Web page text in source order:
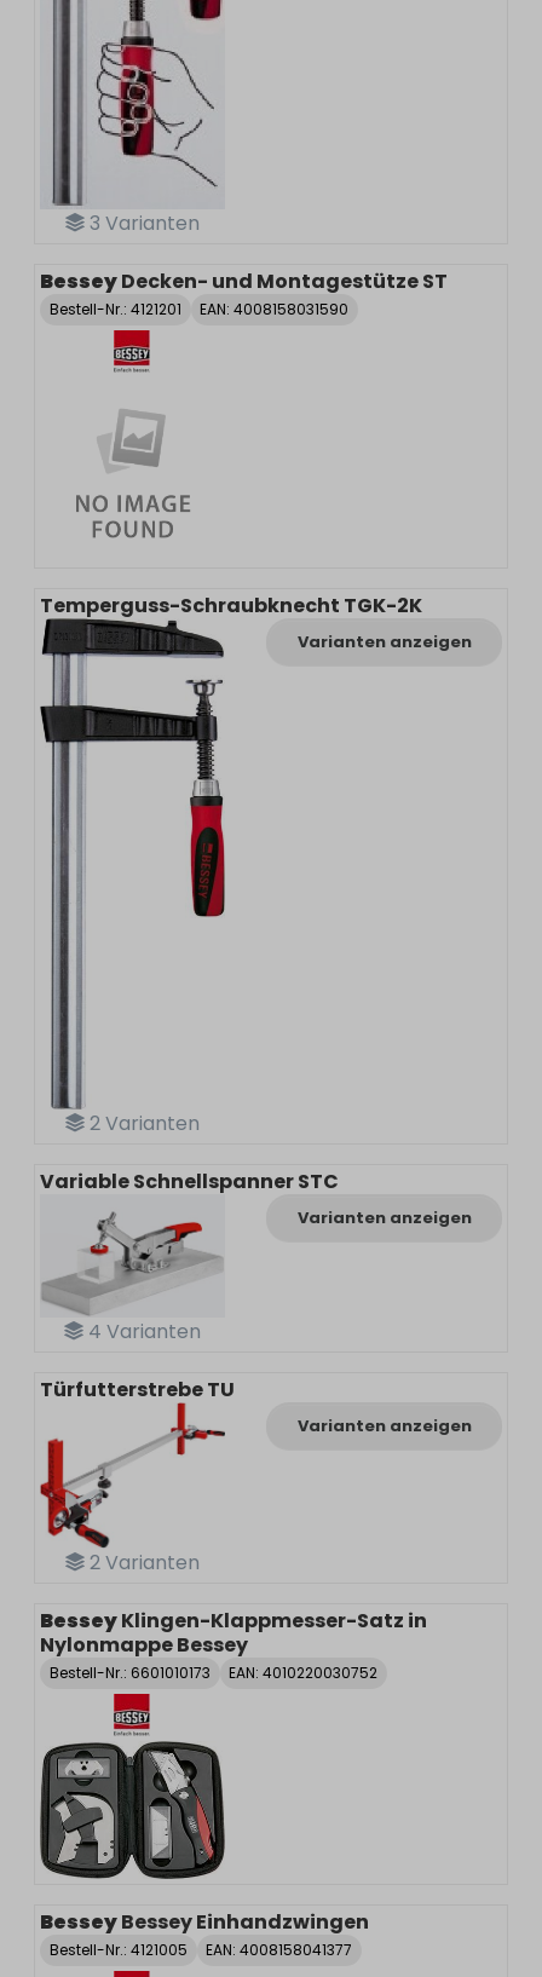
3 Varianten
BesseyDecken- und Montagestütze ST
Bestell-Nr.: 4121201 EAN: 4008158031590
2Varianten
Temperguss-Schraubknecht TGK-2K
Varianten anzeigen
4 Varianten
Variable Schnellspanner STC
Varianten anzeigen
2Varianten
Türfutterstrebe TU
Varianten anzeigen
BesseyKlingen-Klappmesser-Satz in
Nylonmappe Bessey
Bestell-Nr.: 6601010173 EAN: 4010220030752
BesseyBessey Einhandzwingen
Bestell-Nr.: 4121005 EAN: 4008158041377